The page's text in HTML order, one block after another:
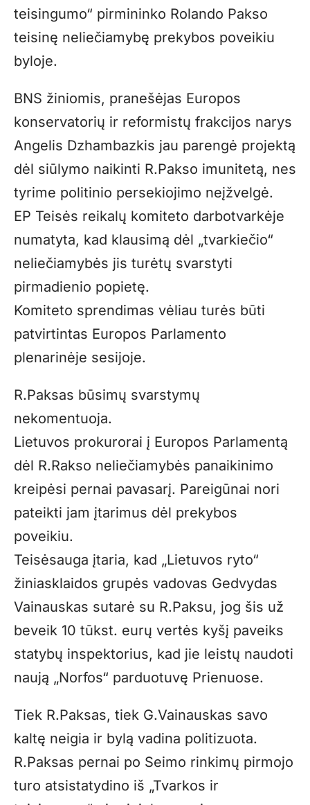
teisingumo“ pirmininko Rolando Pakso
teisinę neliečiamybę prekybos poveikiu
byloje.
BNS žiniomis, pranešėjas Europos
konservatorių ir reformistų frakcijos narys
Angelis Dzhambazkis jau parengė projektą
dėl siūlymo naikinti R.Pakso imunitetą, nes
tyrime politinio persekiojimo neįžvelgė.
EP Teisės reikalų komiteto darbotvarkėje
numatyta, kad klausimą dėl „tvarkiečio“
neliečiamybės jis turėtų svarstyti
pirmadienio popietę.
Komiteto sprendimas vėliau turės būti
patvirtintas Europos Parlamento
plenarinėje sesijoje.
R.Paksas būsimų svarstymų
nekomentuoja.
Lietuvos prokurorai į Europos Parlamentą
dėl R.Rakso neliečiamybės panaikinimo
kreipėsi pernai pavasarį. Pareigūnai nori
pateikti jam įtarimus dėl prekybos
poveikiu.
Teisėsauga įtaria, kad „Lietuvos ryto“
žiniasklaidos grupės vadovas Gedvydas
Vainauskas sutarė su R.Paksu, jog šis už
beveik 10 tūkst. eurų vertės kyšį paveiks
statybų inspektorius, kad jie leistų naudoti
naują „Norfos“ parduotuvę Prienuose.
Tiek R.Paksas, tiek G.Vainauskas savo
kaltę neigia ir bylą vadina politizuota.
R.Paksas pernai po Seimo rinkimų pirmojo
turo atsistatydino iš „Tvarkos ir